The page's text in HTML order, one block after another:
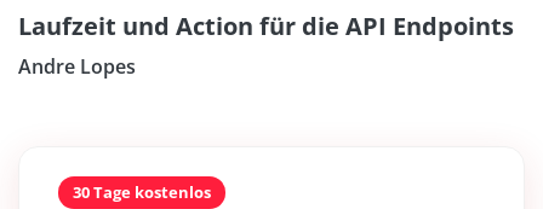
Laufzeit und Action für die API Endpoints
Andre Lopes
30 Tage kostenlos